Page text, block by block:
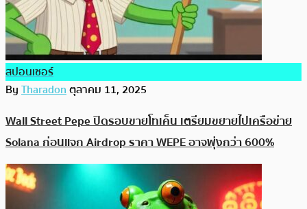
สปอนเซอร์
ByTharadonตุลาคม 11, 2025
Wall Street Pepe ปิดรอบขายโทเค็น เตรียมขยายไปเครือข่าย
Solana ก่อนแจก Airdrop ราคา WEPE อาจพุ่งกว่า 600%